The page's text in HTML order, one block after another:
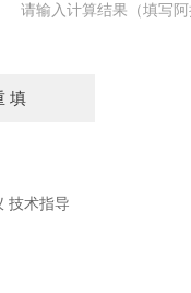
请输入计算结果（填写
技术指导